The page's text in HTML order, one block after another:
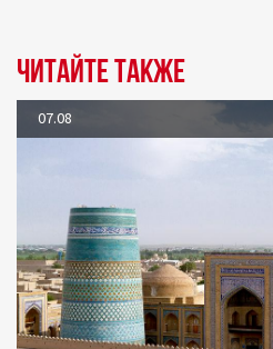
Читайте также
07.08